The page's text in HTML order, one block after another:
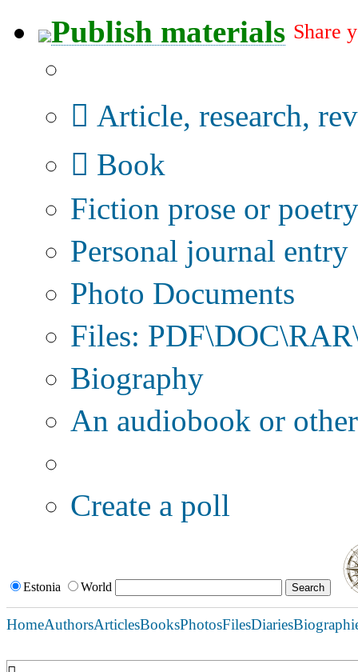
Publish materials Share
Article, research,
Book
Fiction prose or poetry
Personal journal entry
Photo Documents
Files:
Biography
An audiobook or
Create a poll
Estonia World
HomeAuthorsArticlesBooksPhotosFilesDiaries